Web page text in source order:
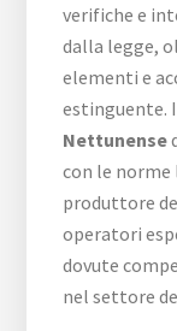
verifiche e
dalla legge,
elementi e
estinguente.
Nettunense
con le norme
produttore
operatori
dovute
nel settore